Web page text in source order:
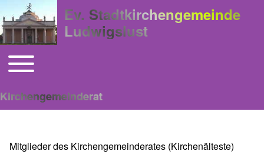
Ev. Stadtkirchengemeinde
Ludwigslust
Hauptnavigation
Toggle main menu
Kirchengemeinderat
Mitglieder des Kirchengemeinderates (Kirchenälteste)